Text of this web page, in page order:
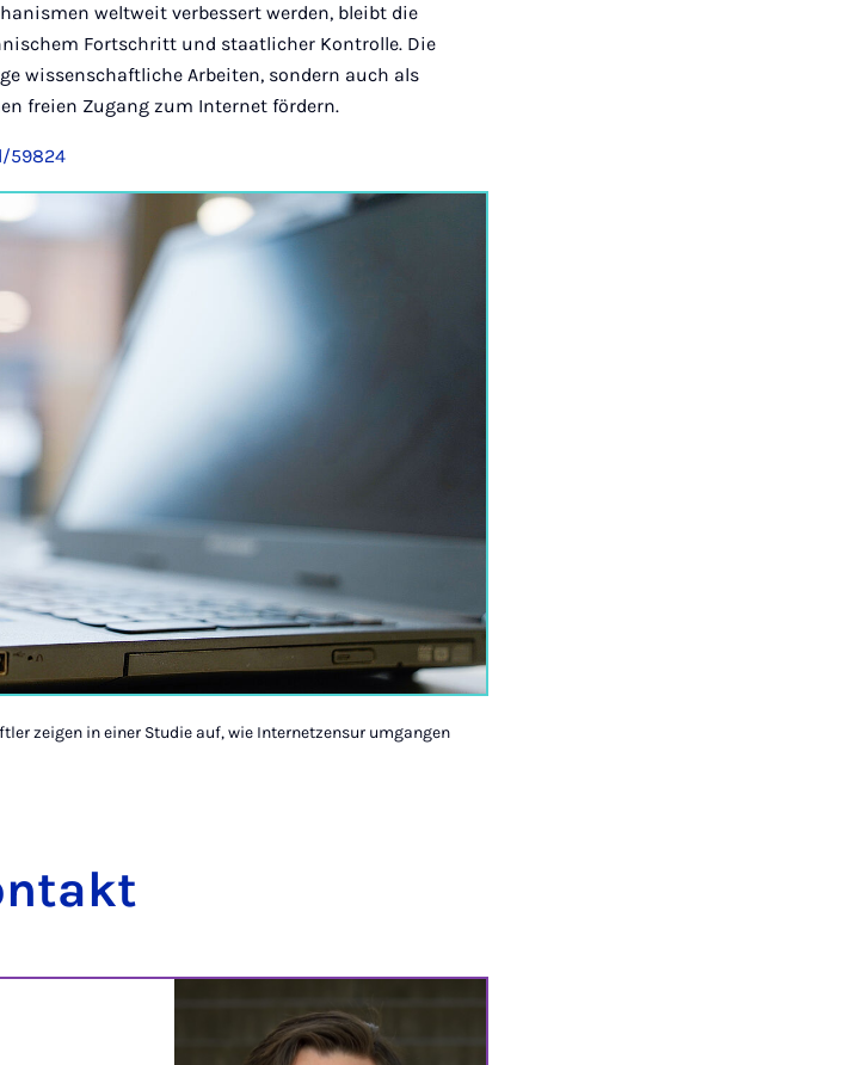
weltweit verbessert werden, bleibt die
Fortschritt und staatlicher Kontrolle. Die
wissenschaftliche Arbeiten, sondern auch als
freien Zugang zum Internet fördern.
59824
zeigen in einer Studie auf, wie Internetzensur umgangen